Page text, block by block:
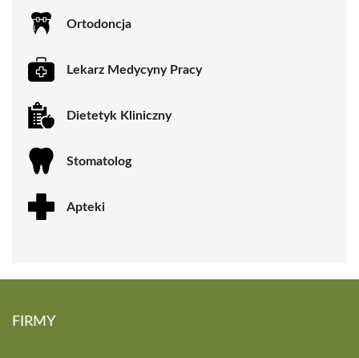
Ortodoncja
Lekarz Medycyny Pracy
Dietetyk Kliniczny
Stomatolog
Apteki
FIRMY